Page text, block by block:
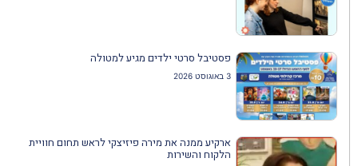
פסטיבל סרטי ילדים מגיע למטולה
3 באוגוסט 2026
ארקיע ממנה את מירה פיזיצקי לראש תחום חוויית
הלקוח והשירות